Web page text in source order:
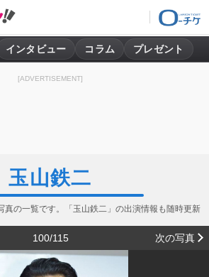
インタビュー コラム プレゼント
[ADVERTISEMENT]
玉山鉄二
真の一覧です。「玉山鉄二」の出演情報も随時更新
100/115 次の写真